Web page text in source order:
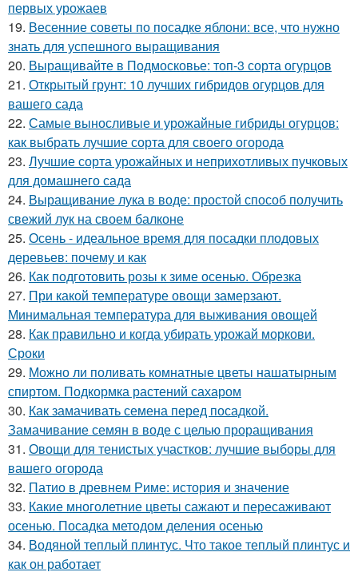
первых урожаев
19. Весенние советы по посадке яблони: все, что нужно
знать для успешного выращивания
20. Выращивайте в Подмосковье: топ-3 сорта огурцов
21. Открытый грунт: 10 лучших гибридов огурцов для
вашего сада
22. Самые выносливые и урожайные гибриды огурцов:
как выбрать лучшие сорта для своего огорода
23. Лучшие сорта урожайных и неприхотливых пучковых
для домашнего сада
24. Выращивание лука в воде: простой способ получить
свежий лук на своем балконе
25. Осень - идеальное время для посадки плодовых
деревьев: почему и как
26. Как подготовить розы к зиме осенью. Обрезка
27. При какой температуре овощи замерзают.
Минимальная температура для выживания овощей
28. Как правильно и когда убирать урожай моркови.
Сроки
29. Можно ли поливать комнатные цветы нашатырным
спиртом. Подкормка растений сахаром
30. Как замачивать семена перед посадкой.
Замачивание семян в воде с целью проращивания
31. Овощи для тенистых участков: лучшие выборы для
вашего огорода
32. Патио в древнем Риме: история и значение
33. Какие многолетние цветы сажают и пересаживают
осенью. Посадка методом деления осенью
34. Водяной теплый плинтус. Что такое теплый плинтус и
как он работает